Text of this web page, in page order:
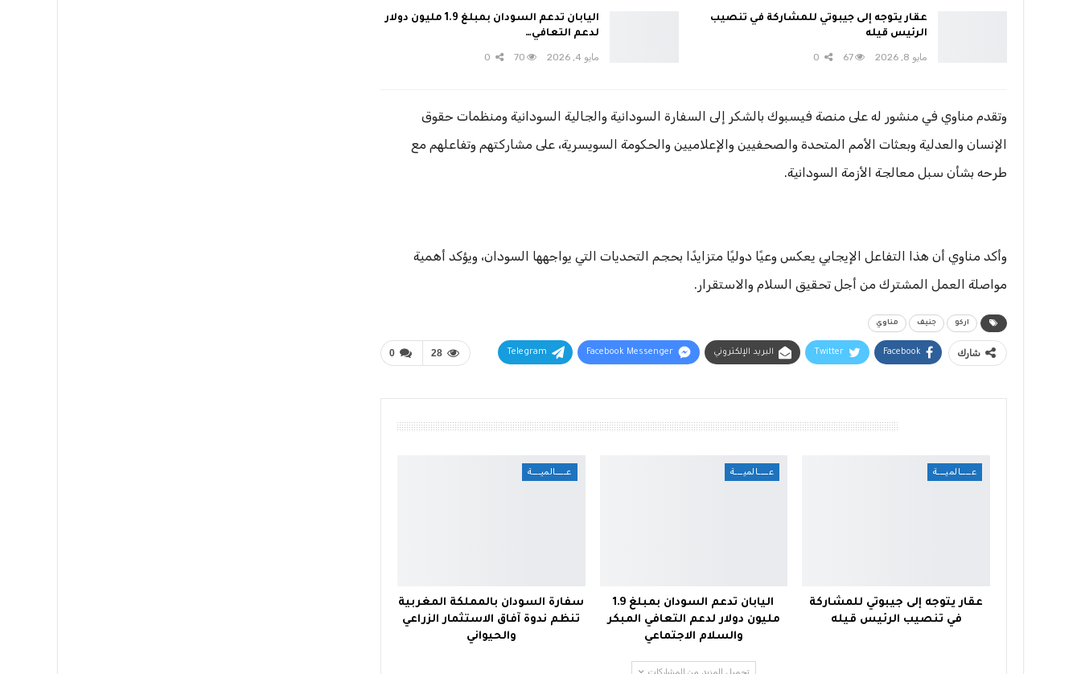
عقار يتوجه إلى جيبوتي للمشاركة في تنصيب
الرئيس قيله
مايو 8, 2026 67
اليابان تدعم السودان بمبلغ 1.9 مليون دولار
لدعم التعافي…
مايو 4, 2026 70
وتقدم مناوي في منشور له على منصة فيسبوك بالشكر إلى السفارة السودانية والجالية السودانية ومنظمات حقوق
الإنسان والعدلية وبعثات الأمم المتحدة والصحفيين والإعلاميين والحكومة السويسرية، على مشاركتهم وتفاعلهم مع
طرحه بشأن سبل معالجة الأزمة السودانية.
وأكد مناوي أن هذا التفاعل الإيجابي يعكس وعيًا دوليًا متزايدًا بحجم التحديات التي يواجهها السودان، ويؤكد أهمية
مواصلة العمل المشترك من أجل تحقيق السلام والاستقرار.
اركو جنيف مناوي
0 28 شارك Facebook
Twitter البريد الإلكتروني Facebook Messenger
Telegram
عــــالميـــة
عقار يتوجه إلى جيبوتي للمشاركة
في تنصيب الرئيس قيله
عــــالميـــة
اليابان تدعم السودان بمبلغ 1.9
مليون دولار لدعم التعافي المبكر
والسلام الاجتماعي
عــــالميـــة
سفارة السودان بالمملكة المغربية
تنظم ندوة آفاق الاستثمار الزراعي
والحيواني